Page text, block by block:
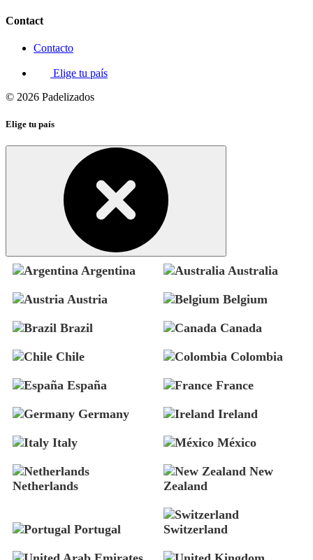
Contact
Contacto
Elige tu país
© 2026 Padelizados
Elige tu país
Argentina Australia
Austria Belgium
Brazil Canada
Chile Colombia
España France
Germany Ireland
Italy México
Netherlands
New
Zealand
Portugal Switzerland